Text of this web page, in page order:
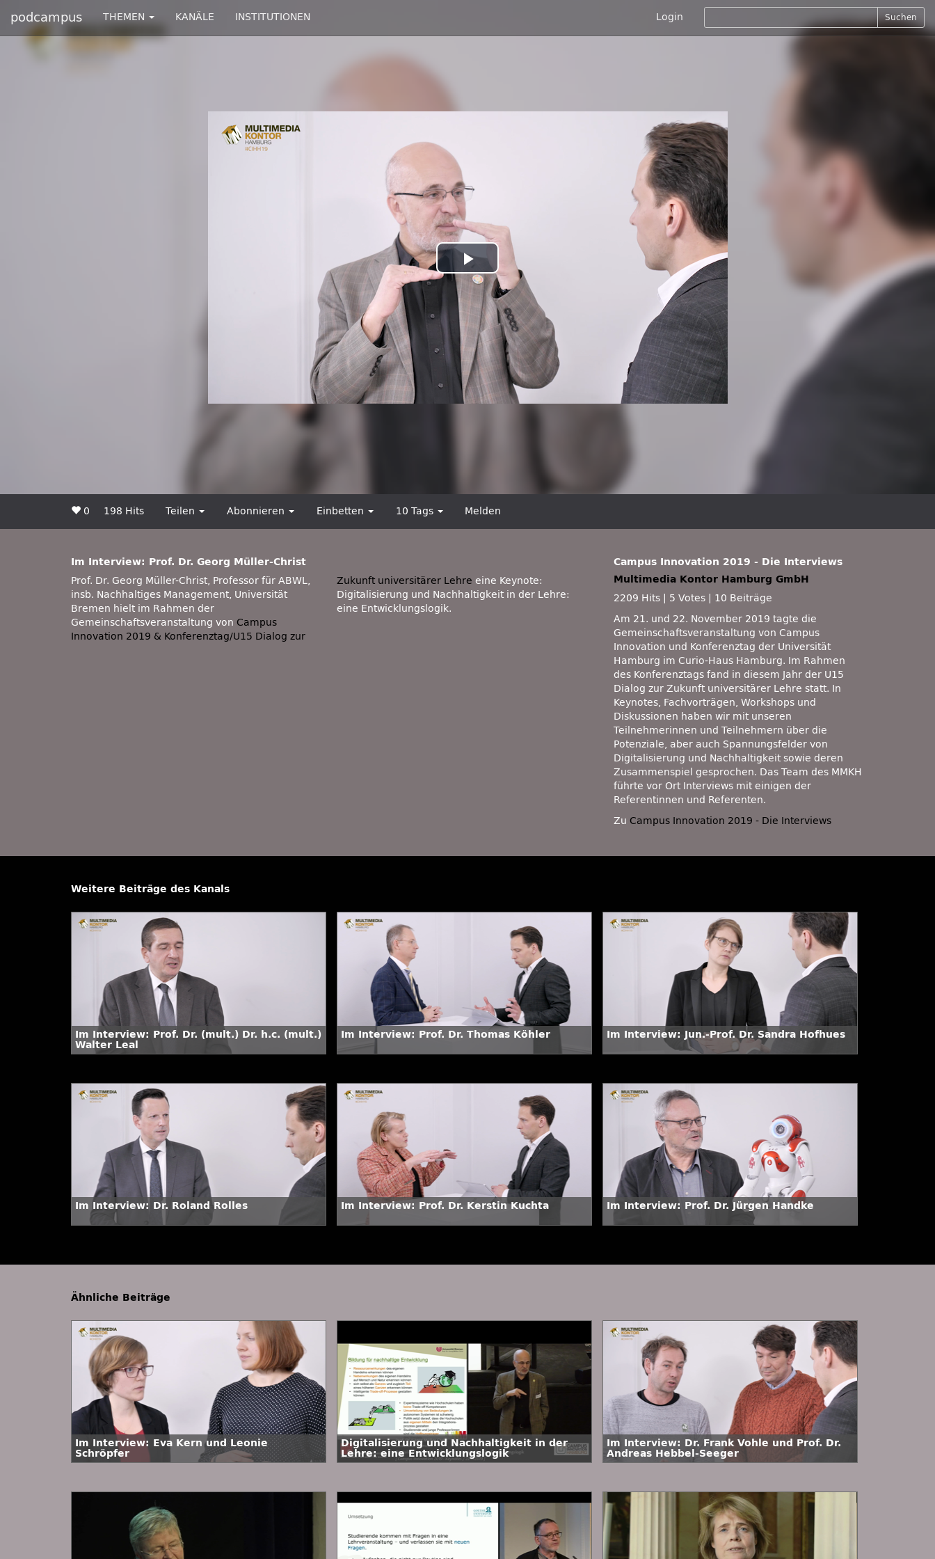
podcampus THEMEN KANÄLE INSTITUTIONEN Login Suchen
Play
Video
0 198 Hits Teilen Abonnieren Einbetten 10 Tags Melden
Im Interview: Prof. Dr. Georg Müller-Christ
Prof. Dr. Georg Müller-Christ, Professor für ABWL,
insb. Nachhaltiges Management, Universität
Bremen hielt im Rahmen der
Gemeinschaftsveranstaltung von Campus
Innovation 2019 & Konferenztag/U15 Dialog zur
Zukunft universitärer Lehre eine Keynote:
Digitalisierung und Nachhaltigkeit in der Lehre:
eine Entwicklungslogik.
Campus Innovation 2019 - Die Interviews
Multimedia Kontor Hamburg GmbH
2209 Hits
5 Votes
10 Beiträge
Am 21. und 22. November 2019 tagte die
Gemeinschaftsveranstaltung von Campus
Innovation und Konferenztag der Universität
Hamburg im Curio-Haus Hamburg. Im Rahmen
des Konferenztags fand in diesem Jahr der U15
Dialog zur Zukunft universitärer Lehre statt. In
Keynotes, Fachvorträgen, Workshops und
Diskussionen haben wir mit unseren
Teilnehmerinnen und Teilnehmern über die
Potenziale, aber auch Spannungsfelder von
Digitalisierung und Nachhaltigkeit sowie deren
Zusammenspiel gesprochen. Das Team des MMKH
führte vor Ort Interviews mit einigen der
Referentinnen und Referenten.
Zu Campus Innovation 2019 - Die Interviews
Weitere Beiträge des Kanals
Im Interview: Prof. Dr. (mult.) Dr. h.c. (mult.)
Walter Leal
Im Interview: Prof. Dr. Thomas Köhler Im Interview: Jun.-Prof. Dr. Sandra Hofhues
Im Interview: Dr. Roland Rolles Im Interview: Prof. Dr. Kerstin Kuchta Im Interview: Prof. Dr. Jürgen Handke
Ähnliche Beiträge
Im Interview: Eva Kern und Leonie
Schröpfer
Digitalisierung und Nachhaltigkeit in der
Lehre: eine Entwicklungslogik
Im Interview: Dr. Frank Vohle und Prof. Dr.
Andreas Hebbel-Seeger